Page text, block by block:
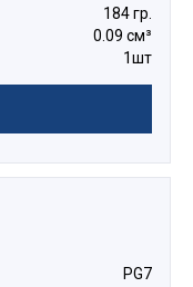
184 гр.
0.09 см³
1шт
PG7